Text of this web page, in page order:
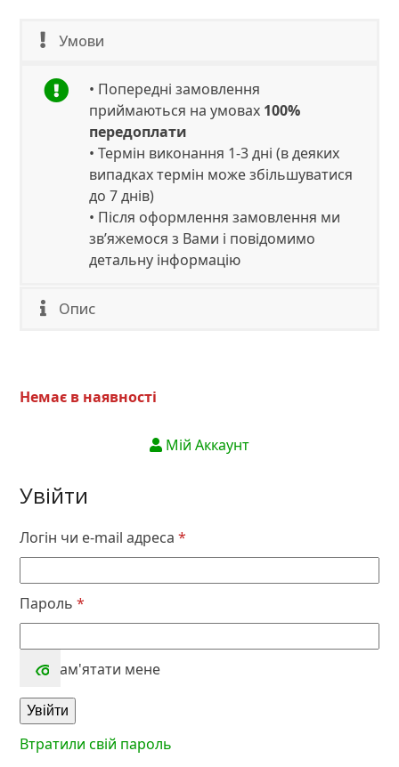
1,078.00₴.
Умови
• Попередні замовлення
приймаються на умовах 100%
передоплати
• Термін виконання 1-3 дні (в деяких
випадках термін може збільшуватися
до 7 днів)
• Після оформлення замовлення ми
зв’яжемося з Вами і повідомимо
детальну інформацію
Опис
Немає в наявності
Мій Аккаунт
Увійти
Логін чи e-mail адреса*
Пароль*
Запам'ятати мене
Увійти
Втратили свій пароль